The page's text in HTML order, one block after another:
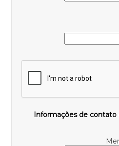
Informações de contato